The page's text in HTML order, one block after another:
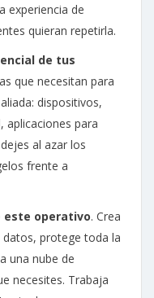
experiencia de
quieran repetirla.
de tus
que necesitan para
dispositivos,
aplicaciones para
al azar los
frente a
este operativo. Crea
datos, protege toda la
una nube de
necesites. Trabaja